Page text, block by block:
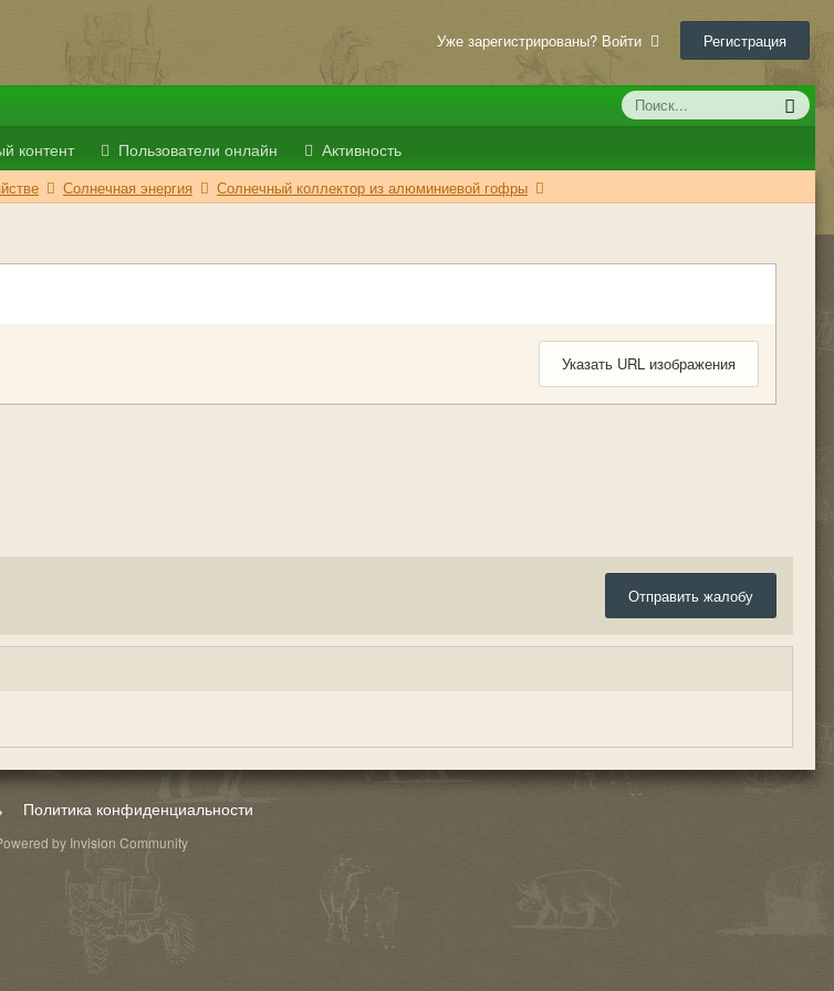
Уже зарегистрированы? Войти Регистрация
контент Пользователи онлайн Активность
Солнечная энергия Солнечный коллектор из алюминиевой гофры
Указать URL изображения
Отправить жалобу
Политика конфиденциальности
by Invision Community